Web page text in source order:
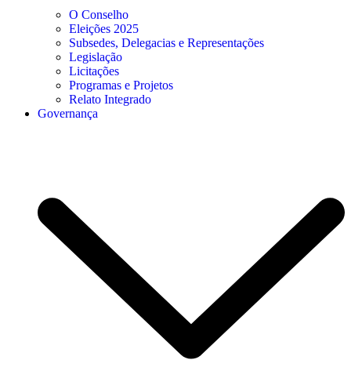
O Conselho
Eleições 2025
Subsedes, Delegacias e Representações
Legislação
Licitações
Programas e Projetos
Relato Integrado
Governança